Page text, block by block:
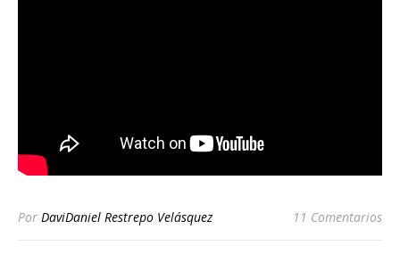
Por DaviDaniel Restrepo Velásquez 11 Comentarios